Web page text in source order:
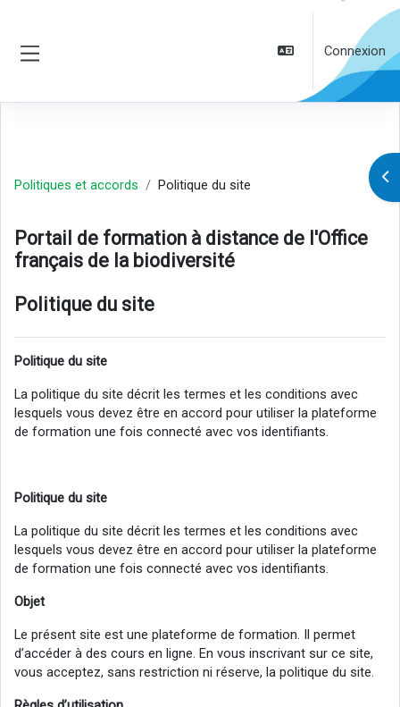
Connexion
Politiques et accords Politique du site
Portail de formation à distance de l'Office
français de la biodiversité
Politique du site
Politique du site
La politique du site décrit les termes et les conditions avec
lesquels vous devez être en accord pour utiliser la plateforme
de formation une fois connecté avec vos identifiants.
Politique du site
La politique du site décrit les termes et les conditions avec
lesquels vous devez être en accord pour utiliser la plateforme
de formation une fois connecté avec vos identifiants.
Objet
Le présent site est une plateforme de formation. Il permet
d’accéder à des cours en ligne. En vous inscrivant sur ce site,
vous acceptez, sans restriction ni réserve, la politique du site.